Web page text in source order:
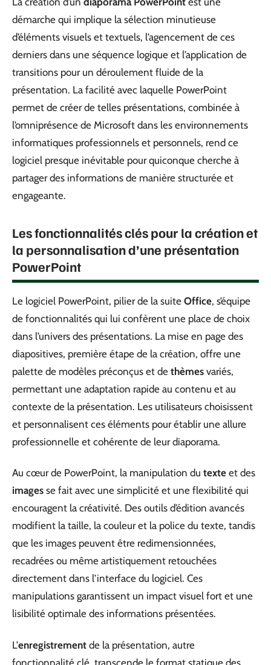
démarche qui implique la sélection minutieuse
d’éléments visuels et textuels, l’agencement de ces
derniers dans une séquence logique et l’application de
transitions pour un déroulement fluide de la
présentation. La facilité avec laquelle PowerPoint
permet de créer de telles présentations, combinée à
l’omniprésence de Microsoft dans les environnements
informatiques professionnels et personnels, rend ce
logiciel presque inévitable pour quiconque cherche à
partager des informations de manière structurée et
engageante.
Les fonctionnalités clés pour la création et
la personnalisation d’une présentation
PowerPoint
Le logiciel PowerPoint, pilier de la suite Office, s’équipe
de fonctionnalités qui lui confèrent une place de choix
dans l’univers des présentations. La mise en page des
diapositives, première étape de la création, offre une
palette de modèles préconçus et de thèmes variés,
permettant une adaptation rapide au contenu et au
contexte de la présentation. Les utilisateurs choisissent
et personnalisent ces éléments pour établir une allure
professionnelle et cohérente de leur diaporama.
Au cœur de PowerPoint, la manipulation du texte et des
images se fait avec une simplicité et une flexibilité qui
encouragent la créativité. Des outils d’édition avancés
modifient la taille, la couleur et la police du texte, tandis
que les images peuvent être redimensionnées,
recadrées ou même artistiquement retouchées
directement dans l’interface du logiciel. Ces
manipulations garantissent un impact visuel fort et une
lisibilité optimale des informations présentées.
L’enregistrement de la présentation, autre
fonctionnalité clé, transcende le format statique des